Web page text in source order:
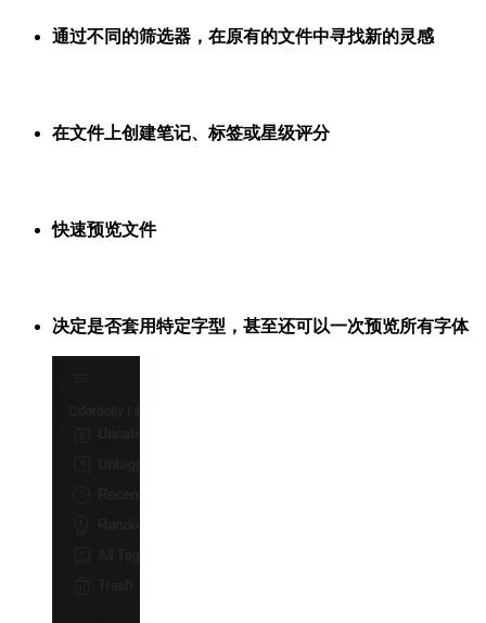
通过不同的筛选器，在原有的文件中寻找新的灵感
在文件上创建笔记、标签或星级评分
快速预览文件
决定是否套用特定字型，甚至还可以一次预览所有字体